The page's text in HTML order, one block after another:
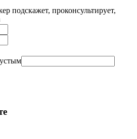
подскажет, проконсультирует,